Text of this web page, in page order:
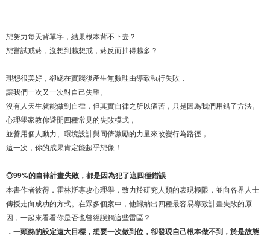
想努力每天背單字，結果根本背不下去？
想嘗試戒菸，沒想到越想戒，菸反而抽得越多？
理想很美好，卻總在實踐後產生無數理由導致執行失敗，
讓我們一次又一次對自己失望。
沒有人天生就能做到自律，但其實自律之所以痛苦，只是因為我們用錯了方法。
心理學家教你避開四種常見的失敗模式，
並善用個人動力、環境設計與同儕激勵的力量來改變行為路徑，
這一次，你的成果肯定能超乎想像！
◎99%的自律計畫失敗，都是因為犯了這四種錯誤
本書作者彼得．霍林斯專攻心理學，致力於研究人類的表現極限，並向各界人士
傳授走向成功的方式。在眾多個案中，他歸納出四種最容易導致計畫失敗的原
因，一起來看看你是否也曾經誤觸這些雷區？
．一頭熱的設定遠大目標，想要一次做到位，卻發現自己根本做不到，於是故態